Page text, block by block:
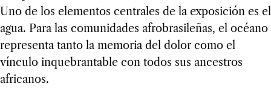
Uno de los elementos centrales de la exposición es el
agua. Para las comunidades afrobrasileñas, el océano
representa tanto la memoria del dolor como el
vínculo inquebrantable con todos sus ancestros
africanos.